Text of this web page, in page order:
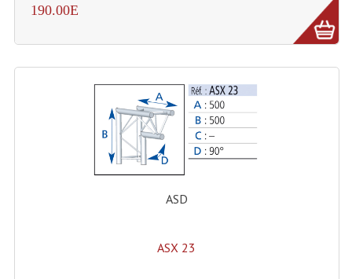
Enceintes Autonomes Portables Amplifiées
Enceintes Hifi
Enceintes Monitoring
Filtres Actifs, Correcteurs
190.00E
ASD
ASX 23